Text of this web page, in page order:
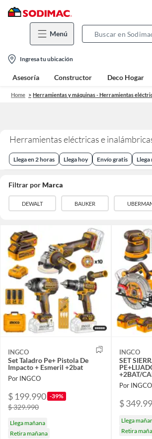
Menú
location-
icon
Ingresa tu ubicación
Asesoría Constructor Deco Hogar
Home Herramientas y máquinas - Herramientas
Herramientas eléctricas e
Llega en 2 horas Llega hoy Envío gratis Llega
Filtrar porMarca
DEWALT BAUKER
INGCO
Set Taladro Pe+ Pistola De
Impacto + Esmeril +2bat
Por INGCO
$ 199.990 -39%
$ 329.990
Llega mañana
Retira mañana
INGCO
SET
+2BAT/
Por INGCO
$
Llega
Retira